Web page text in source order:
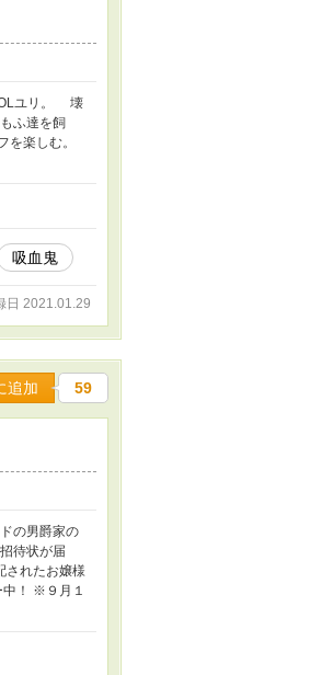
OLユリ。 壊
ふ達を飼
楽しむ。
吸血鬼
日 2021.01.29
追加 59
の男爵家の
待状が届
されたお嬢様
！ ※９月１